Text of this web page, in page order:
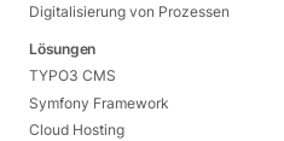
Digitalisierung von Prozessen
Lösungen
TYPO3 CMS
Symfony Framework
Cloud Hosting